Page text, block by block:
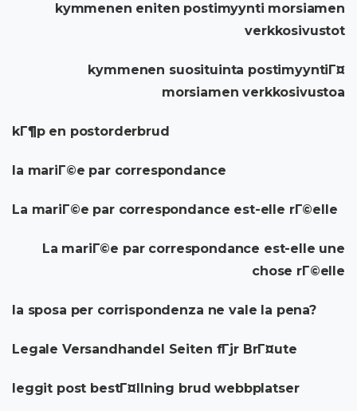
kymmenen eniten postimyynti morsiamen
verkkosivustot
kymmenen suosituinta postimyyntiГ¤
morsiamen verkkosivustoa
kГ¶p en postorderbrud
la mariГ©e par correspondance
La mariГ©e par correspondance est-elle rГ©elle
La mariГ©e par correspondance est-elle une
chose rГ©elle
la sposa per corrispondenza ne vale la pena?
Legale Versandhandel Seiten fГјr BrГ¤ute
leggit post bestГ¤llning brud webbplatser